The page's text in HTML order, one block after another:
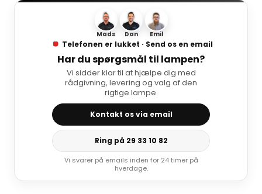
Mads Dan Emil
Telefonen er lukket · Send os en email
Har du spørgsmål til lampen?
Vi sidder klar til at hjælpe dig med
rådgivning, levering og valg af den
rigtige lampe.
Kontakt os via email
Ring på 29 33 10 82
Vi svarer på emails inden for 24 timer på
hverdage.